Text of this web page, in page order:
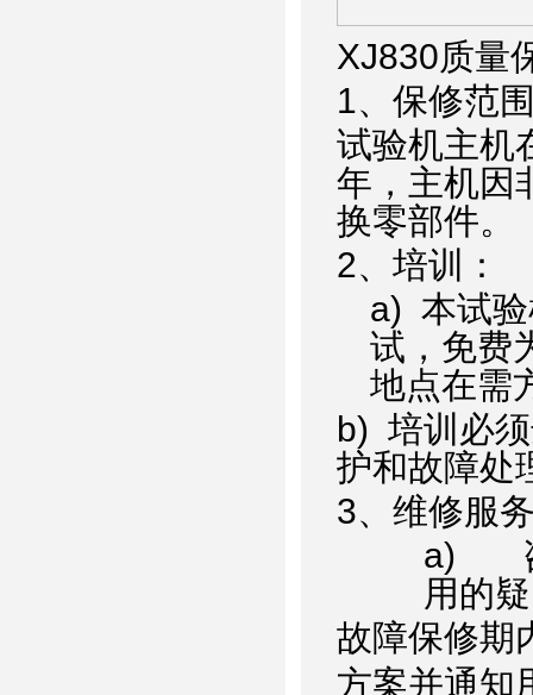
XJ830质量
1、保修范
试验机主机
年，主机因
换零部件。
2、培训：
a) 本试
试，免费
地点在需
b) 培训必
护和故障处
3、维修服
a)
用的
故障保修期
方案并通知